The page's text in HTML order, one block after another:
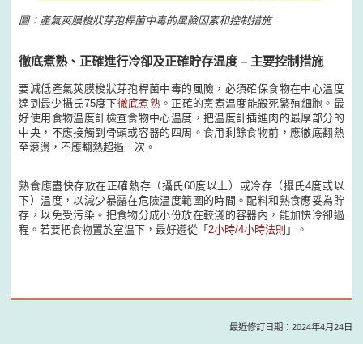
圖：產氣莢膜梭狀芽孢桿菌中毒的風險因素和控制措施
徹底煮熟、正確進行冷卻及正確貯存温度 – 主要控制措施
要減低產氣莢膜梭狀芽孢桿菌中毒的風險，必須確保食物在中心温度
達到最少攝氏75度下徹底煮熟。正確的烹煮温度能殺死繁殖細胞。最
好使用食物温度計檢查食物中心温度，把温度計插進肉的最厚部分的
中央，不應接觸到骨頭或容器的四周。食用剩餘食物前，應徹底翻熱
至滾燙，不應翻熱超過一次。
熟食應盡快存放在正確熱存（攝氏60度以上）或冷存（攝氏4度或以
下）温度，以減少暴露在危險温度範圍的時間。配料和熟食應妥為貯
存，以免受污染。把食物分成小份放在較淺的容器內，能加快冷卻過
程。若要把食物置於室温下，最好遵從「 2小時/4小時法則 」。
最近修訂日期：2024年4月24日